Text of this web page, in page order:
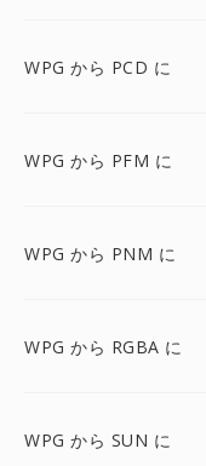
WPG から PCD に
WPG から PFM に
WPG から PNM に
WPG から RGBA に
WPG から SUN に